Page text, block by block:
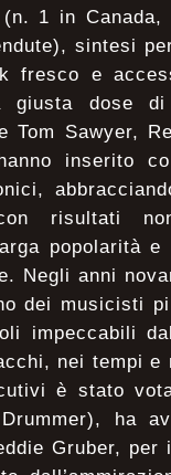
1 in
sintesi
e
giusta dose
Tom Sawyer,
inserito
risultati
popolarità
Negli anni
dei musicisti
impeccabili
nei tempi e
è stato
ha
Gruber,